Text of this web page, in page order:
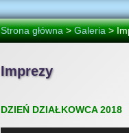
Strona główna>Galeria>
Imprezy
DZIEŃ DZIAŁKOWCA 2018